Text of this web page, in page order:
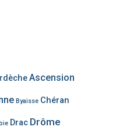
Ascension
Byaisse Chéran
Drac Drôme